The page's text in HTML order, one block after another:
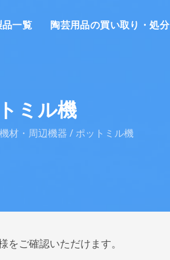
品一覧 陶芸用品の買い取り・処分
ミル機
材・周辺機器 / ポットミル機
ご確認いただけます。